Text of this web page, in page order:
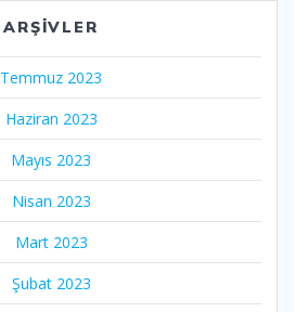
ARŞIVLER
Temmuz 2023
Haziran 2023
Mayıs 2023
Nisan 2023
Mart 2023
Şubat 2023